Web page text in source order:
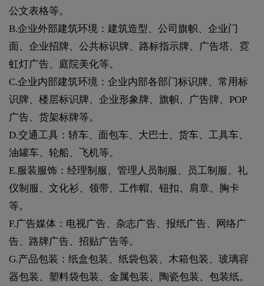
公文表格等。
B.企业外部建筑环境：建筑造型、公司旗帜、企业门
面、企业招牌、公共标识牌、路标指示牌、广告塔、霓
虹灯广告、庭院美化等。
C.企业内部建筑环境：企业内部各部门标识牌、常用标
识牌、楼层标识牌、企业形象牌、旗帜、广告牌、POP
广告、货架标牌等。
D.交通工具：轿车、面包车、大巴士、货车、工具车、
油罐车、轮船、飞机等。
E.服装服饰：经理制服、管理人员制服、员工制服、礼
仪制服、文化衫、领带、工作帽、钮扣、肩章、胸卡
等。
F.广告媒体：电视广告、杂志广告、报纸广告、网络广
告、路牌广告、招贴广告等。
G.产品包装：纸盒包装、纸袋包装、木箱包装、玻璃容
器包装、塑料袋包装、金属包装、陶瓷包装、包装纸。